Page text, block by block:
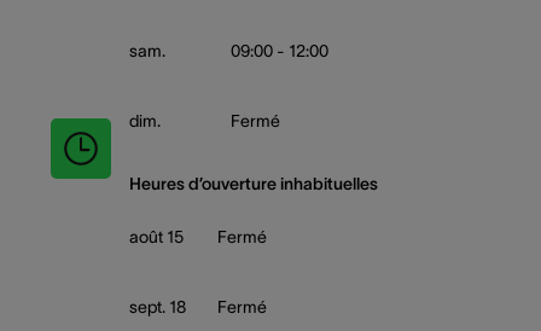
sam. 09:00 - 12:00
dim. Fermé
Heures d’ouverture inhabituelles
août 15 Fermé
sept. 18 Fermé